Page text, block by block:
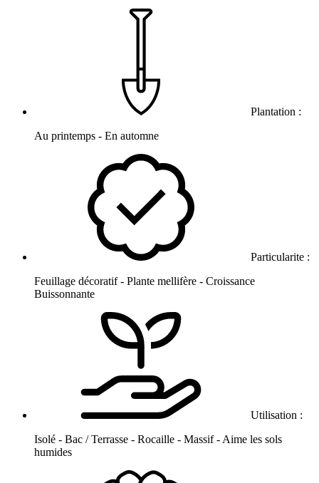
Plantation :
Au printemps - En automne
Particularite :
Feuillage décoratif - Plante mellifère - Croissance
Buissonnante
Utilisation :
Isolé - Bac / Terrasse - Rocaille - Massif - Aime les sols
humides